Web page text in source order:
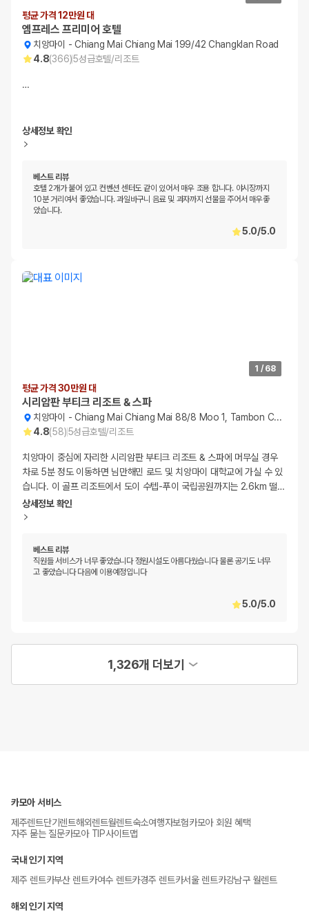
평균 가격 12만원 대
엠프레스 프리미어 호텔
치앙마이 -Chiang Mai Chiang Mai 199/42 Changklan Road
4.8(366)5성급호텔/리조트
…
상세정보 확인
베스트 리뷰
호텔 2개가 붙어 있고 컨벤션 센터도 같이 있어서 매우 조용 합니다. 야시장까지
10분 거리여서 좋았습니다. 과일바구니 음료 및 과자까지 선물을 주어서 매우좋
았습니다.
5.0/5.0
1 / 68
평균 가격 30만원 대
시리암판 부티크 리조트 & 스파
치앙마이 -Chiang Mai Chiang Mai 88/8 Moo 1, Tambon Changpuak
4.8(58)5성급호텔/리조트
치앙마이 중심에 자리한 시리암판 부티크 리조트 & 스파에 머무실 경우
차로 5분 정도 이동하면 님만해민 로드 및 치앙마이 대학교에 가실 수 있
습니다. 이 골프 리조트에서 도이 수텝-푸이 국립공원까지는 2.6km 떨…
상세정보 확인
베스트 리뷰
직원들 서비스가 너무 좋았습니다 정원시설도 아름다웠습니다 물론 공기도 너무
고 좋았습니다 다음에 이용예정입니다
5.0/5.0
1,326개 더보기
카모아 서비스
제주렌트단기렌트해외렌트월렌트숙소여행자보험카모아 회원 혜택
자주 묻는 질문카모아 TIP사이트맵
국내 인기 지역
제주 렌트카부산 렌트카여수 렌트카경주 렌트카서울 렌트카강남구 월렌트
해외 인기 지역